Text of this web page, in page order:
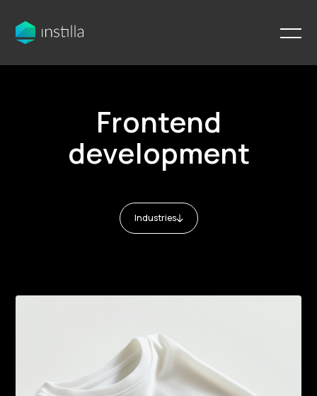
Frontend
development
Industries